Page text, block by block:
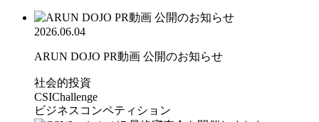
2026.06.04
ARUN DOJO PR動画 公開のお知らせ
社会的投資
CSIChallenge
ビジネスコンペティション